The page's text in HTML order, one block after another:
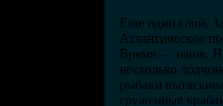
Еще один слой.
Атлантическое
Время — наше.
несколько
рыбаки
груженные